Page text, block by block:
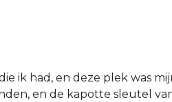
ik had, en deze plek was
en de kapotte sleutel